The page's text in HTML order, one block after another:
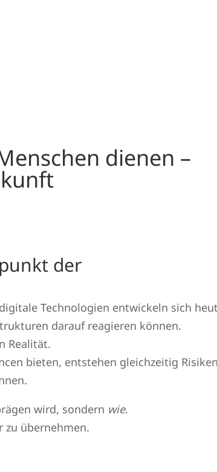
dienen –
der
Technologien entwickeln sich
darauf reagieren können.
Realität.
bieten, entstehen gleichzeitig
wird, sondern wie.
zu übernehmen.